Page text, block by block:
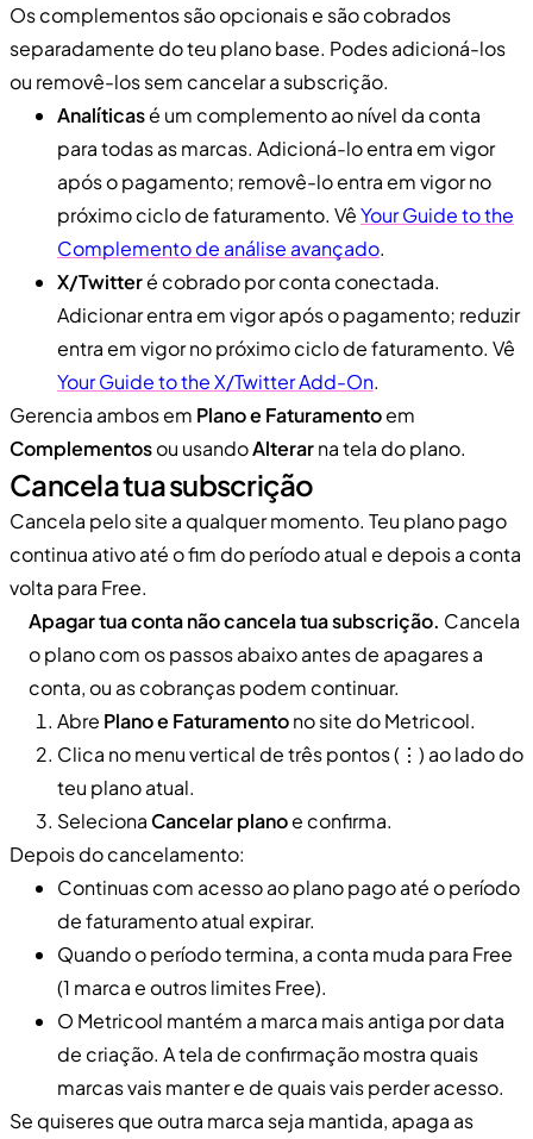
Os complementos são opcionais e são cobrados
separadamente do teu plano base. Podes adicioná-los
ou removê-los sem cancelar a subscrição.
Analíticasé um complemento ao nível da conta
para todas as marcas. Adicioná-lo entra em vigor
após o pagamento; removê-lo entra em vigor no
próximo ciclo de faturamento. VêYour Guide to the
Complemento de análise avançado.
X/Twitteré cobrado por conta conectada.
Adicionar entra em vigor após o pagamento; reduzir
entra em vigor no próximo ciclo de faturamento. Vê
Your Guide to the X/Twitter Add-On.
Gerencia ambos em Plano e Faturamentoem
Complementosou usandoAlterarna tela do plano.
Cancela tua subscrição
Cancela pelo site a qualquer momento. Teu plano pago
continua ativo até o fim do período atual e depois a conta
volta para Free.
Apagar tua conta não cancela tua subscrição. Cancela
o plano com os passos abaixo antes de apagares a
conta, ou as cobranças podem continuar.
Abre Plano e Faturamentono site do Metricool.
Clica no menu vertical de três pontos (⋮) ao lado do
teu plano atual.
Seleciona Cancelar planoe confirma.
Depois do cancelamento:
Continuas com acesso ao plano pago até o período
de faturamento atual expirar.
Quando o período termina, a conta muda para Free
(1 marca e outros limites Free).
O Metricool mantém a marca mais antiga por data
de criação. A tela de confirmação mostra quais
marcas vais manter e de quais vais perder acesso.
Se quiseres que outra marca seja mantida, apaga as